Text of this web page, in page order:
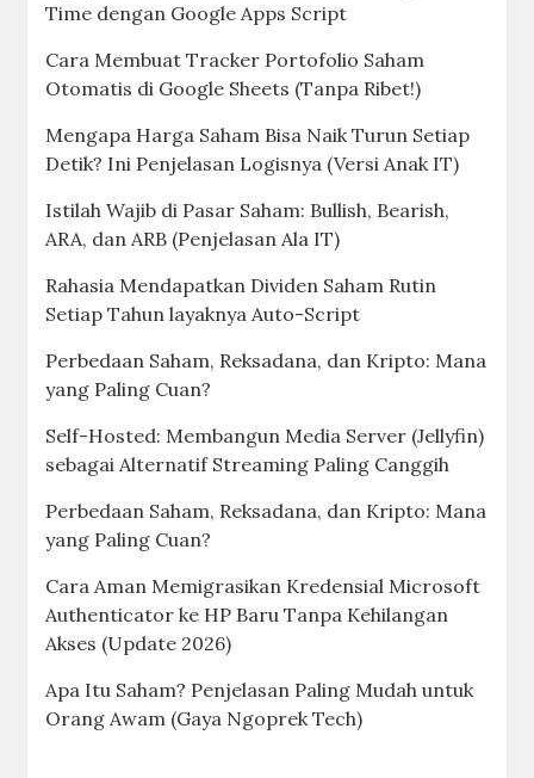
Time dengan Google Apps Script
Cara Membuat Tracker Portofolio Saham
Otomatis di Google Sheets (Tanpa Ribet!)
Mengapa Harga Saham Bisa Naik Turun Setiap
Detik? Ini Penjelasan Logisnya (Versi Anak IT)
Istilah Wajib di Pasar Saham: Bullish, Bearish,
ARA, dan ARB (Penjelasan Ala IT)
Rahasia Mendapatkan Dividen Saham Rutin
Setiap Tahun layaknya Auto-Script
Perbedaan Saham, Reksadana, dan Kripto: Mana
yang Paling Cuan?
Self-Hosted: Membangun Media Server (Jellyfin)
sebagai Alternatif Streaming Paling Canggih
Perbedaan Saham, Reksadana, dan Kripto: Mana
yang Paling Cuan?
Cara Aman Memigrasikan Kredensial Microsoft
Authenticator ke HP Baru Tanpa Kehilangan
Akses (Update 2026)
Apa Itu Saham? Penjelasan Paling Mudah untuk
Orang Awam (Gaya Ngoprek Tech)